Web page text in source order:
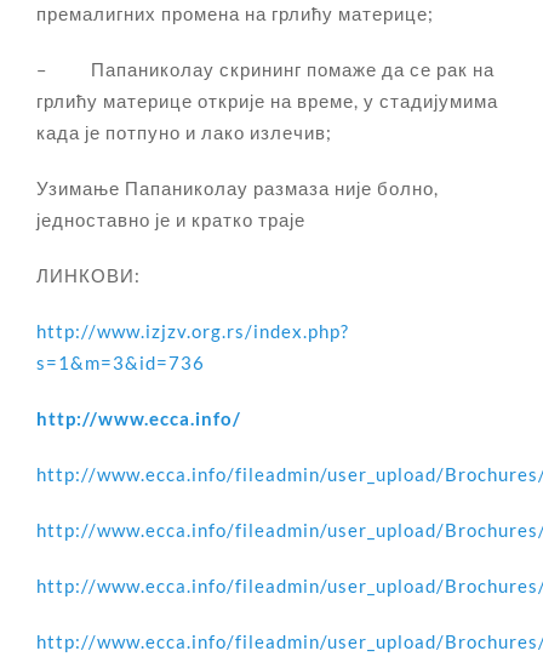
премалигних промена на грлићу материце;
– Папаниколау скрининг помаже да се рак на
грлићу материце открије на време, у стадијумима
када је потпуно и лако излечив;
Узимање Папаниколау размаза није болно,
једноставно је и кратко траје
ЛИНКОВИ:
http://www.izjzv.org.rs/index.php?
s=1&m=3&id=736
http://www.ecca.info/
http://www.ecca.info/fileadmin/user_upload/Brochures/
http://www.ecca.info/fileadmin/user_upload/Brochures/
http://www.ecca.info/fileadmin/user_upload/Brochures/
http://www.ecca.info/fileadmin/user_upload/Brochures/